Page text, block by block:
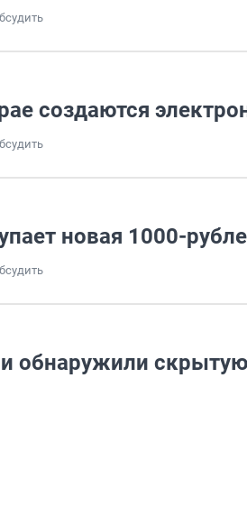
создаются
новая 1000-
обнаружили скрытую